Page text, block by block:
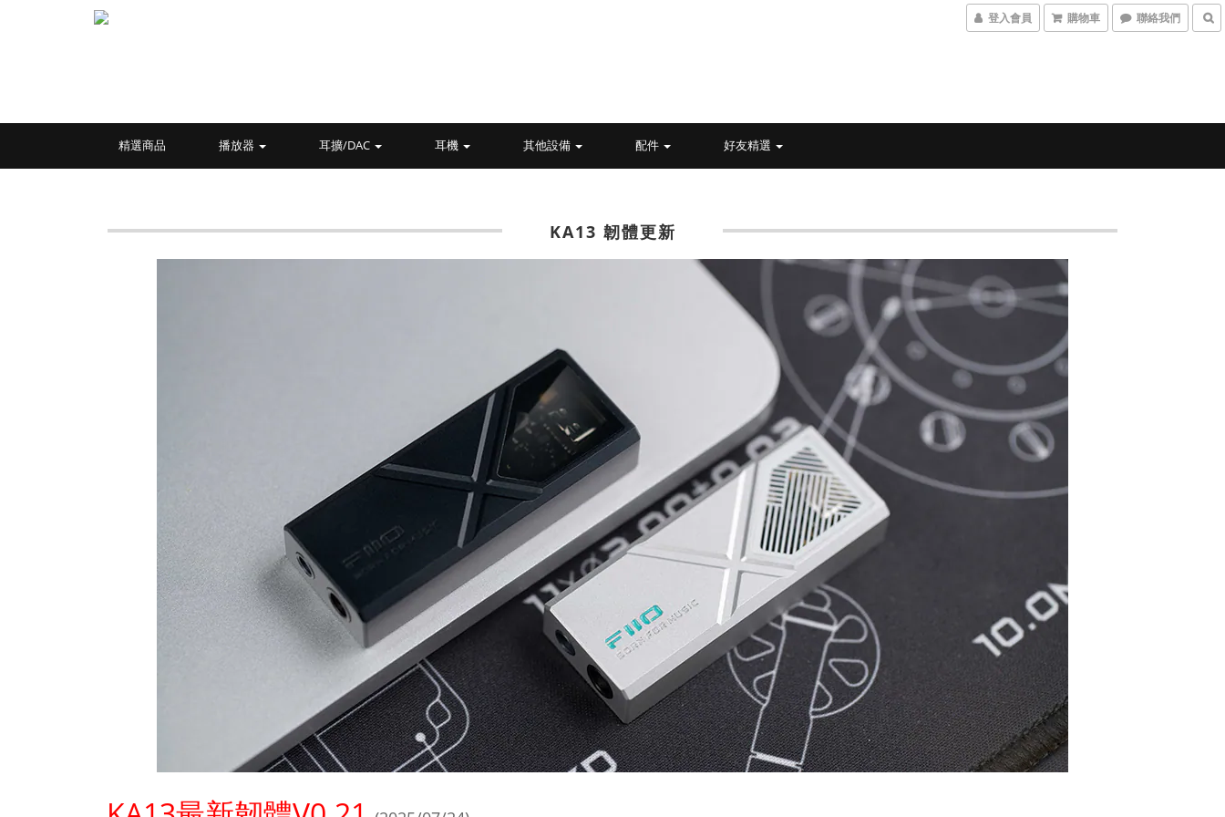
登入會員 購物車 聯絡我們
精選商品 播放器 耳擴/DAC 耳機 其他設備 配件 好友精選
KA13 韌體更新